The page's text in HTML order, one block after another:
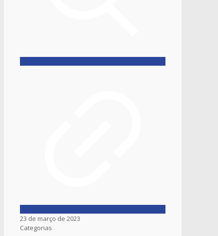
23 de março de 2023
Categorias